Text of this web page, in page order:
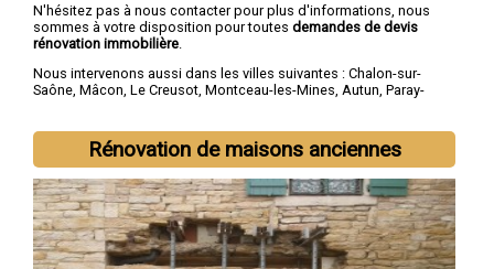
N'hésitez pas à nous contacter pour plus d'informations, nous
sommes à votre disposition pour toutes demandes de devis
rénovation immobilière
Nous intervenons aussi dans les villes suivantes : Chalon-sur-
Saône, Mâcon, Le Creusot, Montceau-les-Mines, Autun, Paray-
Rénovation de maisons anciennes